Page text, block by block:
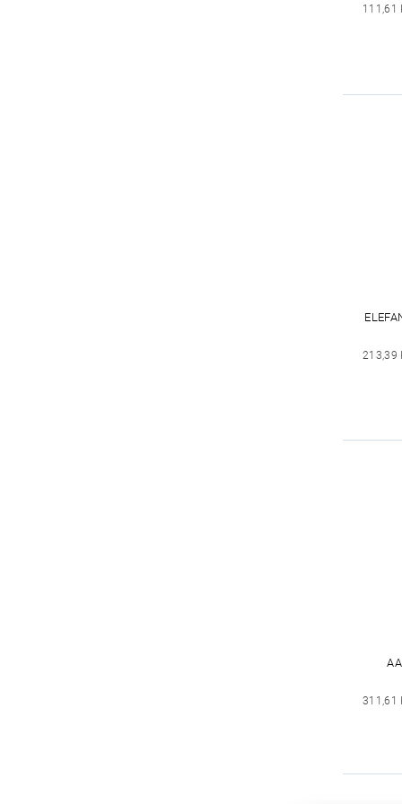
111,61
213,39
311,61